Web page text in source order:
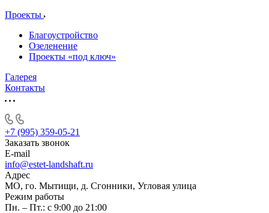
Проекты
Благоустройство
Озеленение
Проекты «под ключ»
Галерея
Контакты
+7 (995) 359-05-21
Заказать звонок
E-mail
info@estet-landshaft.ru
Адрес
МО, го. Мытищи, д. Сгонники, Угловая улица
Режим работы
Пн. – Пт.: с 9:00 до 21:00